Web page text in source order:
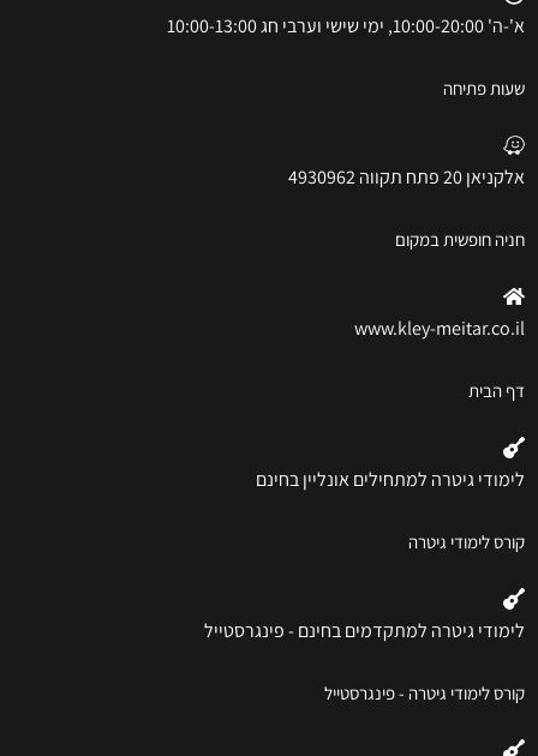
א'-ה' 10:00-20:00, ימי שישי וערבי חג 10:00-13:00
שעות פתיחה
אלקניאן 20 פתח תקווה 4930962
חניה חופשית במקום
www.kley-meitar.co.il
דף הבית
לימודי גיטרה למתחילים אונליין בחינם
קורס לימודי גיטרה
לימודי גיטרה למתקדמים בחינם - פינגרסטייל
קורס לימודי גיטרה - פינגרסטייל